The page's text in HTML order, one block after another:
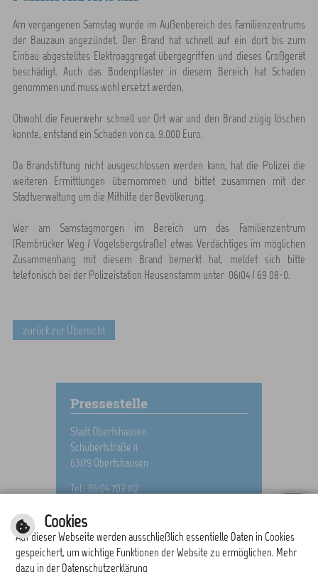
Am vergangenen Samstag wurde im Außenbereich des Familienzentrums
der Bauzaun angezündet. Der Brand hat schnell auf ein dort bis zum
Einbau abgestelltes Elektroaggregat übergegriffen und dieses Großgerät
beschädigt. Auch das Bodenpflaster in diesem Bereich hat Schaden
genommen und muss wohl ersetzt werden.
Obwohl die Feuerwehr schnell vor Ort war und den Brand zügig löschen
konnte, entstand ein Schaden von ca. 9.000 Euro.
Da Brandstiftung nicht ausgeschlossen werden kann, hat die Polizei die
weiteren Ermittlungen übernommen und bittet zusammen mit der
Stadtverwaltung um die Mithilfe der Bevölkerung.
Wer am Samstagmorgen im Bereich um das Familienzentrum
(Rembrücker Weg / Vogelsbergstraße) etwas Verdächtiges im möglichen
Zusammenhang mit diesem Brand bemerkt hat, meldet sich bitte
telefonisch bei der Polizeistation Heusenstamm unter 06104 / 69 08-0.
zurück zur Übersicht
Pressestelle
Stadt Obertshausen
Schubertstraße 11
63179 Obertshausen
Tel.: 06104 703 1112
Cookies
Auf dieser Webseite werden ausschließlich essentielle Daten in Cookies
gespeichert, um wichtige Funktionen der Website zu ermöglichen. Mehr
dazu in der Datenschutzerklärung